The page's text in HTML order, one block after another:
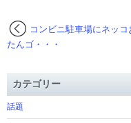
コンビニ駐車場にネッコ
たんゴ・・・
カテゴリー
話題